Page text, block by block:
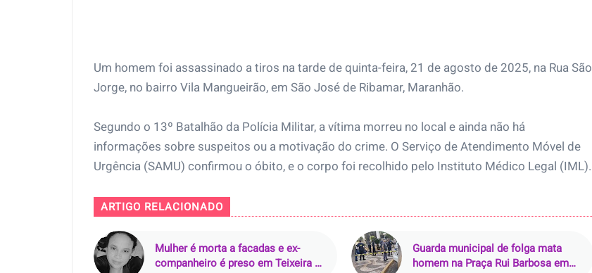
Um homem foi assassinado a tiros na tarde de quinta-feira, 21 de agosto de 2025, na Rua São
Jorge, no bairro Vila Mangueirão, em São José de Ribamar, Maranhão.
Segundo o 13º Batalhão da Polícia Militar, a vítima morreu no local e ainda não há
informações sobre suspeitos ou a motivação do crime. O Serviço de Atendimento Móvel de
Urgência (SAMU) confirmou o óbito, e o corpo foi recolhido pelo Instituto Médico Legal (IML).
ARTIGO RELACIONADO
Mulher é morta a facadas e ex-
companheiro é preso em Teixeira de
Guarda municipal de folga mata
homem na Praça Rui Barbosa em